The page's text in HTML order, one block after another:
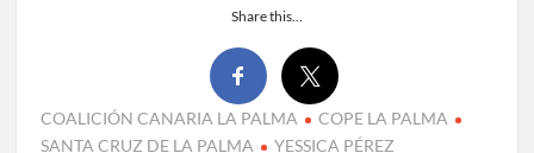
Share this...
COALICIÓN CANARIA LA PALMA
COPE LA PALMA
SANTA CRUZ DE LA PALMA
YESSICA PÉREZ